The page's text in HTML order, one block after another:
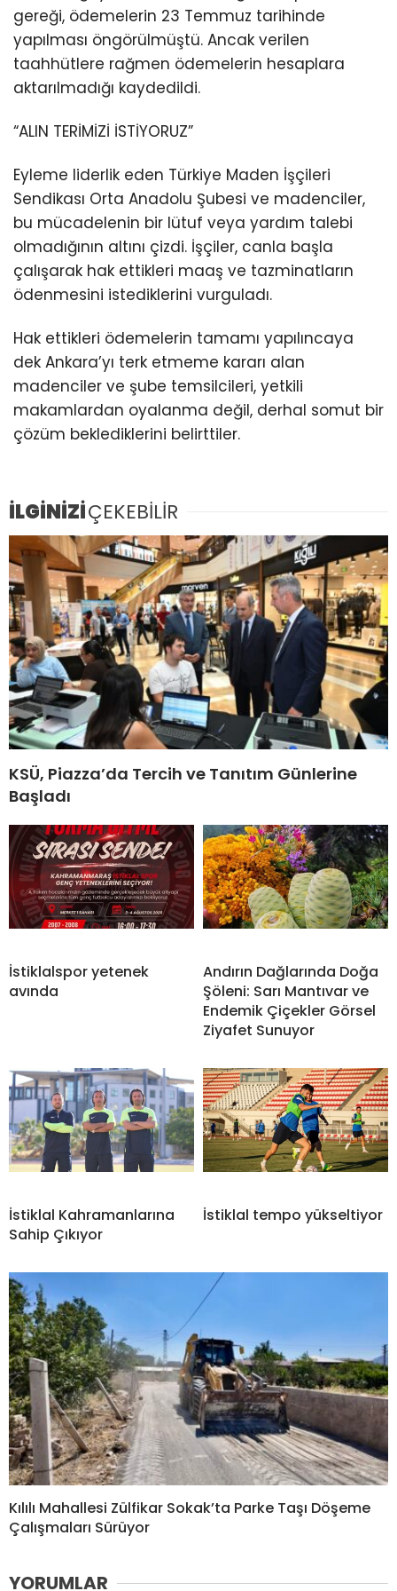
gereği, ödemelerin 23 Temmuz tarihinde
yapılması öngörülmüştü. Ancak verilen
taahhütlere rağmen ödemelerin hesaplara
aktarılmadığı kaydedildi.
“ALIN TERİMİZİ İSTİYORUZ”
Eyleme liderlik eden Türkiye Maden İşçileri
Sendikası Orta Anadolu Şubesi ve madenciler,
bu mücadelenin bir lütuf veya yardım talebi
olmadığının altını çizdi. İşçiler, canla başla
çalışarak hak ettikleri maaş ve tazminatların
ödenmesini istediklerini vurguladı.
Hak ettikleri ödemelerin tamamı yapılıncaya
dek Ankara’yı terk etmeme kararı alan
madenciler ve şube temsilcileri, yetkili
makamlardan oyalanma değil, derhal somut bir
çözüm beklediklerini belirttiler.
İLGİNİZİÇEKEBİLİR
KSÜ, Piazza’da Tercih ve Tanıtım Günlerine
Başladı
İstiklalspor yetenek
avında
Andırın Dağlarında Doğa
Şöleni: Sarı Mantıvar ve
Endemik Çiçekler Görsel
Ziyafet Sunuyor
İstiklal Kahramanlarına
Sahip Çıkıyor
İstiklal tempo yükseltiyor
Kılılı Mahallesi Zülfikar Sokak’ta Parke Taşı Döşeme
Çalışmaları Sürüyor
YORUMLAR